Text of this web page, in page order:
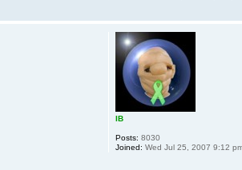
IB
Posts: 8030
Joined: Wed Jul 25, 2007 9:12